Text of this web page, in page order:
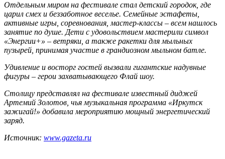
Отдельным миром на фестивале стал детский городок, где
царил смех и беззаботное веселье. Семейные эстафеты,
активные игры, соревнования, мастер-классы – всем нашлось
занятие по душе. Дети с удовольствием мастерили символ
«Энергии+» – ветряки, а также ракетки для мыльных
пузырей, принимая участие в грандиозном мыльном батле.
Удивление и восторг гостей вызвали гигантские надувные
фигуры – герои захватывающего Флай шоу.
Столицу представлял на фестивале известный диджей
Артемий Золотов, чья музыкальная программа «Иркутск
зажигай!» добавила мероприятию мощный энергетический
заряд.
Источник: www.gazeta.ru